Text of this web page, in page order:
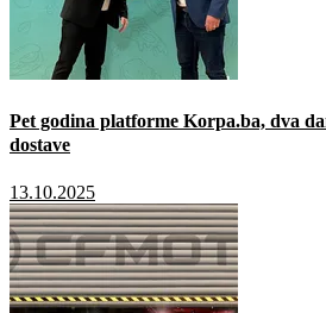
Pet godina platforme Korpa.ba, dva
dostave
13.10.2025